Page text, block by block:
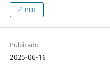
PDF
Publicado
2025-06-16